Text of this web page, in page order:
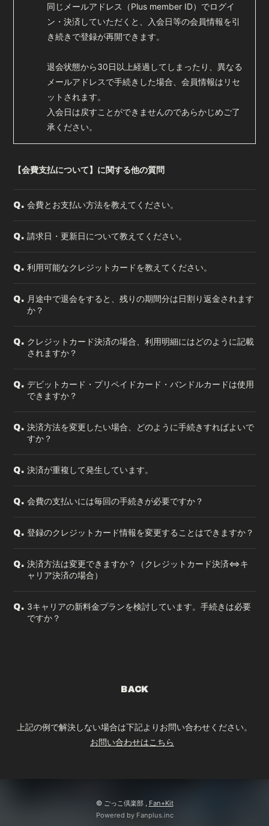
同じメールアドレス（Plus member ID）でログイ
ン・決済していただくと、入会日等の会員情報を引
き続きで登録が再開できます。
退会状態から30日以上経過してしまったり、異なる
メールアドレスで手続きした場合、会員情報はリセ
ットされます。
入会日は戻すことができませんのであらかじめご了
承ください。
【会費支払について】に関する他の質問
Q. 会費とお支払い方法を教えてください。
Q. 請求日・更新日について教えてください。
Q. 利用可能なクレジットカードを教えてください。
Q. 月途中で退会をすると、残りの期間分は日割り返金されます
か？
Q. クレジットカード決済の場合、利用明細にはどのように記載
されますか？
Q. デビットカード・プリペイドカード・バンドルカードは使用
できますか？
Q. 決済方法を変更したい場合、どのように手続きすればよいで
すか？
Q. 決済が重複して発生しています。
Q. 会費の支払いには毎回の手続きが必要ですか？
Q. 登録のクレジットカード情報を変更することはできますか？
Q. 決済方法は変更できますか？（クレジットカード決済⇔キ
ャリア決済の場合）
Q. 3キャリアの新料金プランを検討しています。手続きは必要
ですか？
BACK
上記の例で解決しない場合は下記よりお問い合わせください。
お問い合わせはこちら
© ごっこ倶楽部 , Fan+Kit
Powered by Fanplus.inc